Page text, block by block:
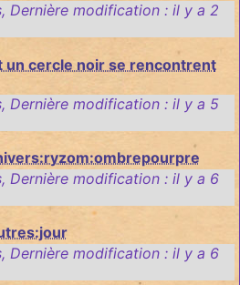
, Dernière modification : il y a 2
un cercle noir se rencontrent
, Dernière modification : il y a 5
, Dernière modification : il y a 6
, Dernière modification : il y a 6